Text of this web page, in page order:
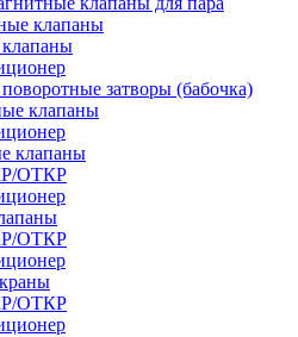
клапаны
затворы (бабочка)
клапаны
клапаны
ОТКР
ОТКР
ОТКР